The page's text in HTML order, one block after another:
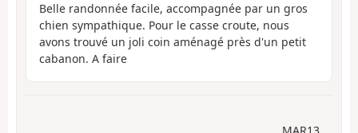
Belle randonnée facile, accompagnée par un gros
chien sympathique. Pour le casse croute, nous
avons trouvé un joli coin aménagé près d'un petit
cabanon. A faire
MAR13